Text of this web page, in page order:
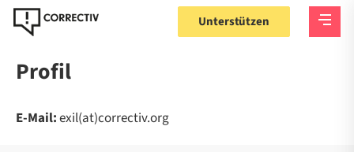
Unterstützen
Profil
E-Mail:exil(at)correctiv.org